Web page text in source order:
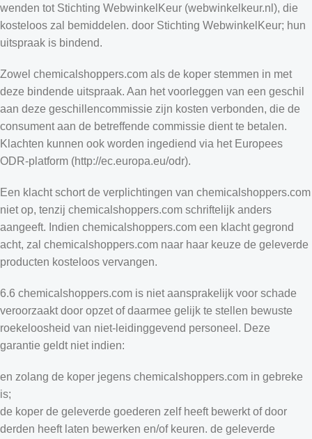
wenden tot Stichting WebwinkelKeur (webwinkelkeur.nl), die
kosteloos zal bemiddelen. door Stichting WebwinkelKeur; hun
uitspraak is bindend.
Zowel chemicalshoppers.com als de koper stemmen in met
deze bindende uitspraak. Aan het voorleggen van een geschil
aan deze geschillencommissie zijn kosten verbonden, die de
consument aan de betreffende commissie dient te betalen.
Klachten kunnen ook worden ingediend via het Europees
ODR-platform (http://ec.europa.eu/odr).
Een klacht schort de verplichtingen van chemicalshoppers.com
niet op, tenzij chemicalshoppers.com schriftelijk anders
aangeeft. Indien chemicalshoppers.com een ​​klacht gegrond
acht, zal chemicalshoppers.com naar haar keuze de geleverde
producten kosteloos vervangen.
6.6 chemicalshoppers.com is niet aansprakelijk voor schade
veroorzaakt door opzet of daarmee gelijk te stellen bewuste
roekeloosheid van niet-leidinggevend personeel. Deze
garantie geldt niet indien:
en zolang de koper jegens chemicalshoppers.com in gebreke
is;
de koper de geleverde goederen zelf heeft bewerkt of door
derden heeft laten bewerken en/of keuren. de geleverde